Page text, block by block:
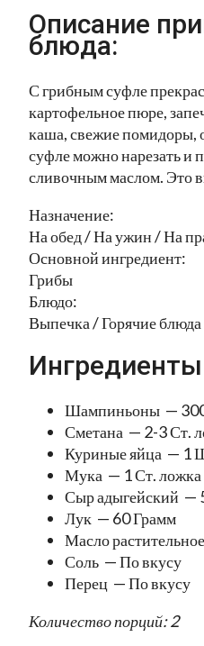
Описание
блюда:
С грибным суфле
картофельное пюре,
каша, свежие помидоры,
суфле можно нарезать и
сливочным маслом. Это
Назначение:
На обед / На ужин / На
Основной ингредиент:
Грибы
Блюдо:
Выпечка / Горячие блюда
Шампиньоны —
Сметана — 2-3 Ст.
Куриные яйца — 1
Мука — 1 Ст. ложка
Сыр адыгейский —
Лук — 60 Грамм
Масло
Соль — По вкусу
Перец — По вкусу
Количество порций: 2